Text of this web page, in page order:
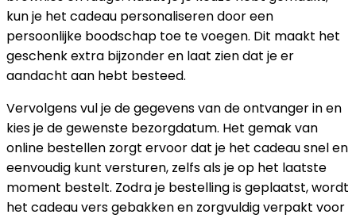
kun je het cadeau personaliseren door een
persoonlijke boodschap toe te voegen. Dit maakt het
geschenk extra bijzonder en laat zien dat je er
aandacht aan hebt besteed.
Vervolgens vul je de gegevens van de ontvanger in en
kies je de gewenste bezorgdatum. Het gemak van
online bestellen zorgt ervoor dat je het cadeau snel en
eenvoudig kunt versturen, zelfs als je op het laatste
moment bestelt. Zodra je bestelling is geplaatst, wordt
het cadeau vers gebakken en zorgvuldig verpakt voor